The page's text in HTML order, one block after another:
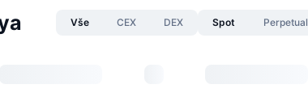
Vše CEX DEX Spot Perpetual